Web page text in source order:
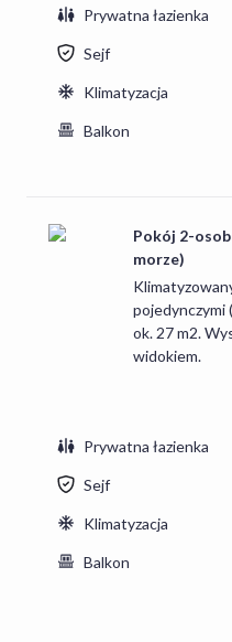
Prywatna łazienka
Sejf
Klimatyzacja
Balkon
Pokój 2-
morze)
pojedynczymi
ok. 27 m2.
widokiem.
Prywatna łazienka
Sejf
Klimatyzacja
Balkon